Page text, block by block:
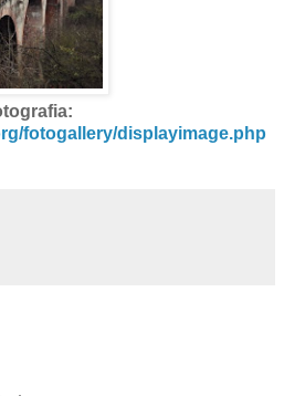
fotogallery/displayimage.php